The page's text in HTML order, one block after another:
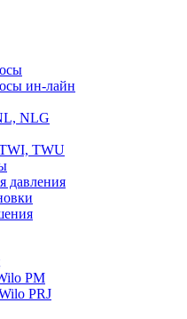
ин-лайн
NLG
TWU
давления
PM
PRJ